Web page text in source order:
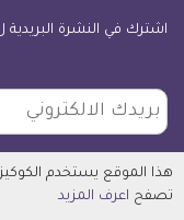
اشترك في النشرة
بريدك
الالكتروني
جميع الحقوق محفوظة ©
هذا الموقع يستخدم
تصفح اعرف المزيد